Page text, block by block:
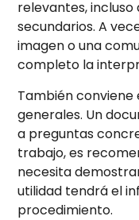
relevantes,
secundarios. A
imagen o una
completo la
También
generales. Un
a preguntas
trabajo, es
necesita
utilidad tendrá el
procedimiento.